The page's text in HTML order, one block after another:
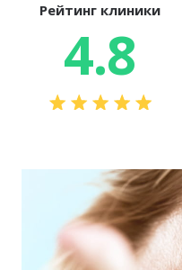
Рейтинг клиники
4.8